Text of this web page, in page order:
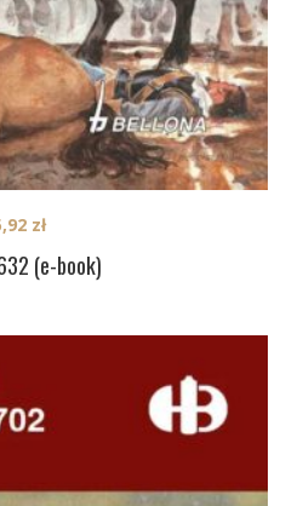
(e-book)
zł